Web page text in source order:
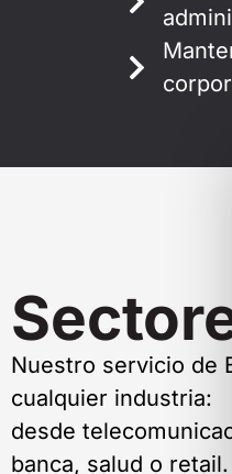
Nuestro servicio de
cualquier industria:
desde
banca, salud o retail.